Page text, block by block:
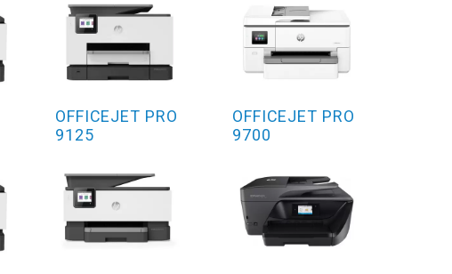
OFFICEJET PRO
9125
OFFICEJET PRO
9700